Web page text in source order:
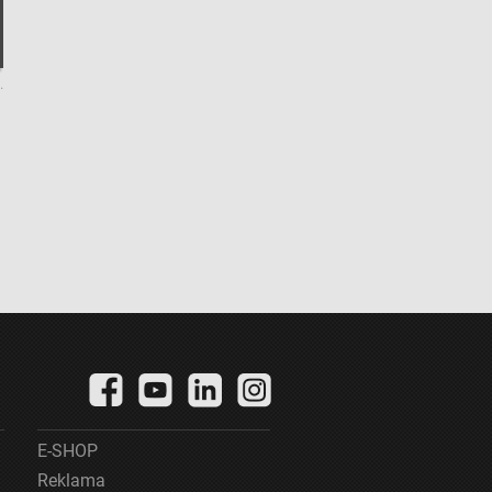
E-SHOP
Reklama